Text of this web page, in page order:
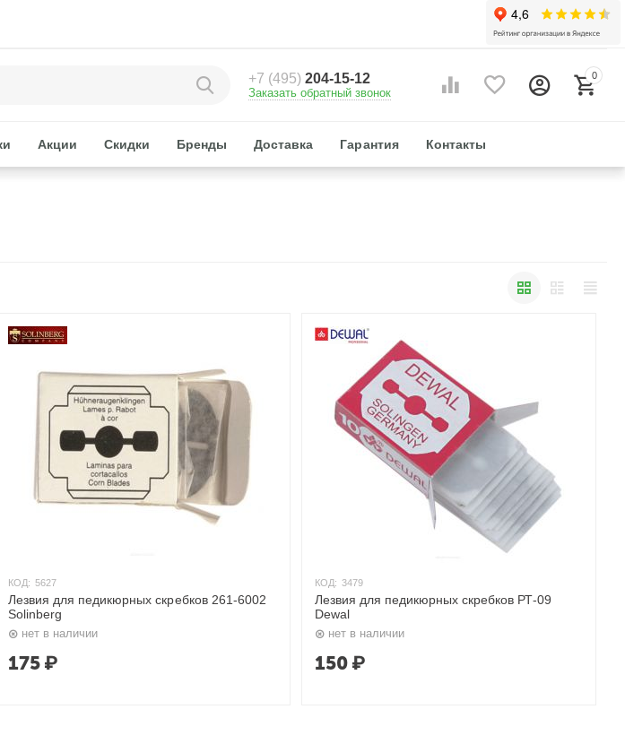
+7 (495)204-15-12
Заказать обратный звонок
0
Акции Скидки Бренды Доставка Гарантия Контакты
КОД: 5627
Лезвия для педикюрных скребков 261-6002
Solinberg
нет в наличии
175 ₽
КОД: 3479
Лезвия для педикюрных скребков РТ-09
Dewal
нет в наличии
150 ₽